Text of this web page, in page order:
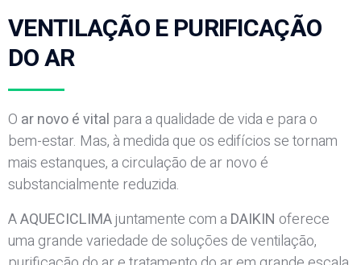
VENTILAÇÃO E PURIFICAÇÃO
DO AR
O ar novo é vital para a qualidade de vida e para o
bem-estar. Mas, à medida que os edifícios se tornam
mais estanques, a circulação de ar novo é
substancialmente reduzida.
AAQUECICLIMAjuntamente com aDAIKIN oferece
uma grande variedade de soluções de ventilação,